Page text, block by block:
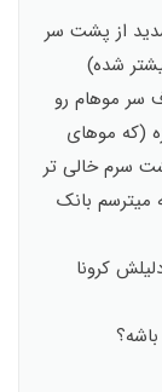
از پشت سر
شده)
سر موهام رو
(که موهای
سرم خالی تر
بانک
کرونا